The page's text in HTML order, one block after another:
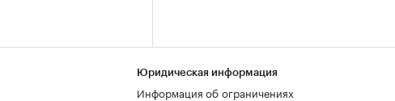
Юридическая информация
Информация об ограничениях